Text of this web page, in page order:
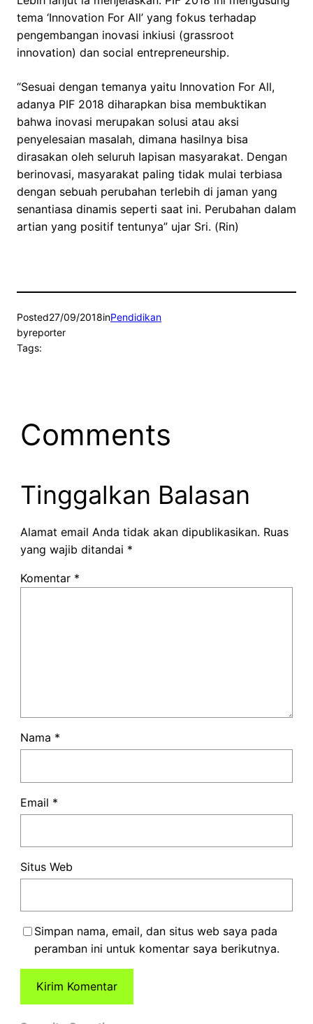
tema ‘Innovation For All’ yang fokus terhadap
pengembangan inovasi inkiusi (grassroot
innovation) dan social entrepreneurship.
“Sesuai dengan temanya yaitu Innovation For All,
adanya PIF 2018 diharapkan bisa membuktikan
bahwa inovasi merupakan solusi atau aksi
penyelesaian masalah, dimana hasilnya bisa
dirasakan oIeh seluruh Iapisan masyarakat. Dengan
berinovasi, masyarakat paling tidak mulai terbiasa
dengan sebuah perubahan terlebih di jaman yang
senantiasa dinamis seperti saat ini. Perubahan dalam
artian yang positif tentunya” ujar Sri. (Rin)
Posted27/09/2018inPendidikan
byreporter
Tags:
Comments
Tinggalkan Balasan
Alamat email Anda tidak akan dipublikasikan. Ruas
yang wajib ditandai *
Komentar *
Nama *
Email *
Situs Web
Simpan nama, email, dan situs web saya pada
peramban ini untuk komentar saya berikutnya.